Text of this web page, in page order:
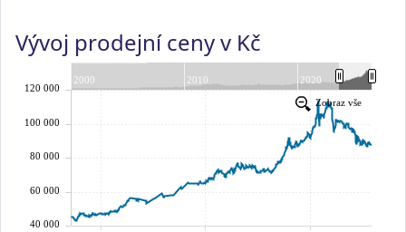
Vývoj prodejní ceny v Kč